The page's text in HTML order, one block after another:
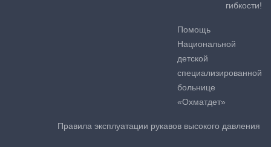
гибкости!
Помощь
Национальной
детской
специализированной
больнице
«Охматдет»
Правила эксплуатации рукавов высокого давления